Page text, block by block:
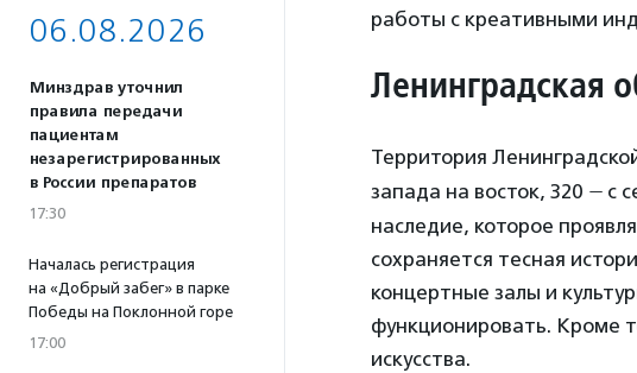
06.08.2026
Минздрав уточнил
правила передачи
пациентам
незарегистрированных
в России препаратов
17:30
Началась регистрация
на «Добрый забег» в парке
Победы на Поклонной горе
17:00
работы с креативными
Ленинградская
Территория
запада на восток, 320 — с
наследие, которое
сохраняется тесная
концертные залы и
функционировать. Кроме
искусства.